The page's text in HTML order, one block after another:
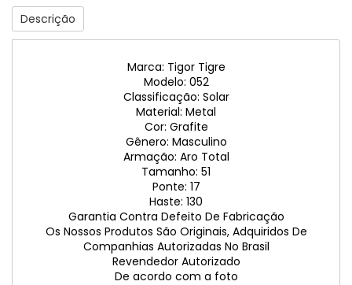
Descrição
Marca: Tigor Tigre
Modelo: 052
Classificação: Solar
Material: Metal
Cor: Grafite
Gênero: Masculino
Armação: Aro Total
Tamanho: 51
Ponte: 17
Haste: 130
Garantia Contra Defeito De Fabricação
Os Nossos Produtos São Originais, Adquiridos De
Companhias Autorizadas No Brasil
Revendedor Autorizado
De acordo com a foto